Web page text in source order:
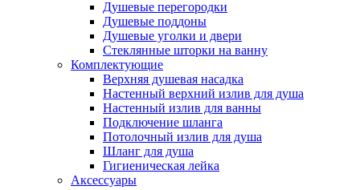
Душевые перегородки
Душевые поддоны
Душевые уголки и двери
Стеклянные шторки на ванну
Комплектующие
Верхняя душевая насадка
Настенный верхний излив для душа
Настенный излив для ванны
Подключение шланга
Потолочный излив для душа
Шланг для душа
Гигиеническая лейка
Аксессуары